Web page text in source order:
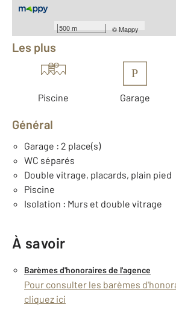
500 m ©Mappy
Équipements
Les plus
Piscine
P
Garage
Général
Garage : 2 place(s)
WC séparés
Double vitrage, placards, plain pied
Piscine
Isolation : Murs et double vitrage
À savoir
Barèmes d'honoraires de l'agence
Pour consulter les barèmes
cliquez ici